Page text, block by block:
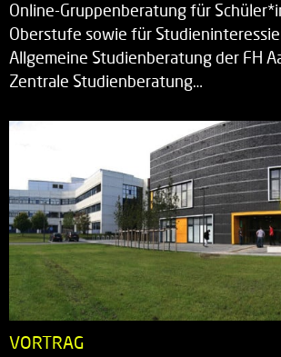
Online-Gruppenberatung für
Oberstufe sowie für
Allgemeine Studienberatung der FH
Zentrale Studienberatung…
VORTRAG